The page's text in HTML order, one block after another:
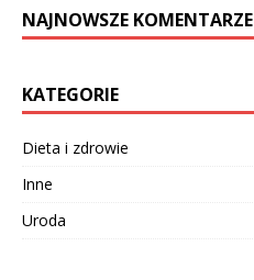
NAJNOWSZE KOMENTARZE
KATEGORIE
Dieta i zdrowie
Inne
Uroda